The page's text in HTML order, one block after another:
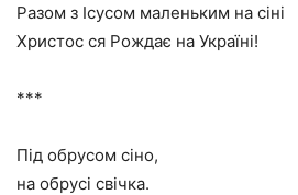
Разом з Ісусом маленьким на сіні
Христос ся Рождає на Україні!
***
Під обрусом сіно,
на обрусі свічка.